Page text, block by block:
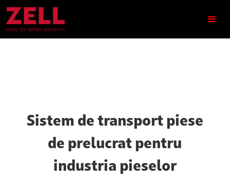
Sistem de transport piese
de prelucrat pentru
industria pieselor